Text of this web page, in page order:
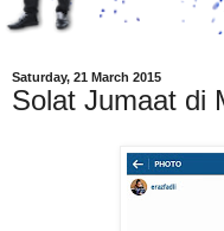
Saturday, 21 March 2015
Solat Jumaat di